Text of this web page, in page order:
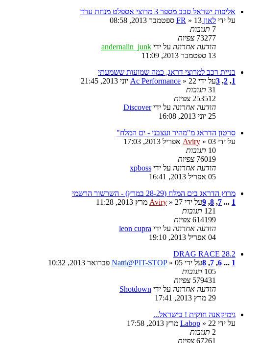
אליפות ישראל סבב מספר 3 מרוצי אספלט מנחת ערד
על ידי לאון FR » 13 ספטמבר 2013, 08:58
7 תגובות
73277 צפיות
הודעה אחרונה על ידי andernalin_junk
13 ספטמבר 2013, 11:09
בניית רכב למרוצי דראג, כמה שמועות ששמעתי
1
,
2
,
3על ידי Ac Performance » 22 יוני 2013, 21:45
31 תגובות
253512 צפיות
הודעה אחרונה על ידיDiscover
25 יוני 2013, 16:08
סרטון הדראג מ"מהיר ועצבני - ים המלח"
על ידי
Aviry » 03 אפריל 2013, 17:03
10 תגובות
76019 צפיות
הודעה אחרונה על ידי xpboss
05 אפריל 2013, 16:41
מרוץ הדראג בים המלח (28-29 במרץ) - השרשור הרשמי
1
...
7
,
8
,
9על ידי Aviry » 27 מרץ 2013, 11:28
121 תגובות
614199 צפיות
הודעה אחרונה על ידי leon cupra
04 אפריל 2013, 19:10
28.2 DRAG RACE
1
...
6
,
7
,
8על ידי Natti@PIT-STOP» 05 פברואר 2013, 10:32
105 תגובות
579431 צפיות
הודעה אחרונה על ידי Shotdown
29 מרץ 2013, 17:41
גימיקאנה חוקית ! בישראל...
על ידי
Labop » 22 מרץ 2013, 17:58
2 תגובות
67261 צפיות